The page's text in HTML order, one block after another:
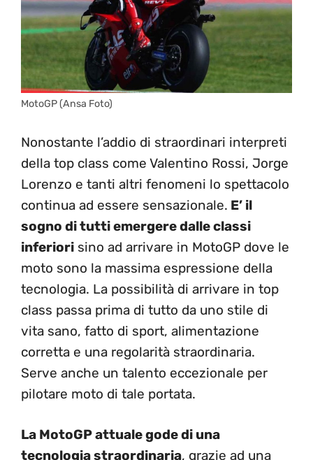
MotoGP (Ansa Foto)
Nonostante l’addio di straordinari interpreti
della top class come Valentino Rossi, Jorge
Lorenzo e tanti altri fenomeni lo spettacolo
continua ad essere sensazionale. E’ il
sogno di tutti emergere dalle classi
inferiori sino ad arrivare in MotoGP dove le
moto sono la massima espressione della
tecnologia. La possibilità di arrivare in top
class passa prima di tutto da uno stile di
vita sano, fatto di sport, alimentazione
corretta e una regolarità straordinaria.
Serve anche un talento eccezionale per
pilotare moto di tale portata.
La MotoGP attuale gode di una
tecnologia straordinaria, grazie ad una